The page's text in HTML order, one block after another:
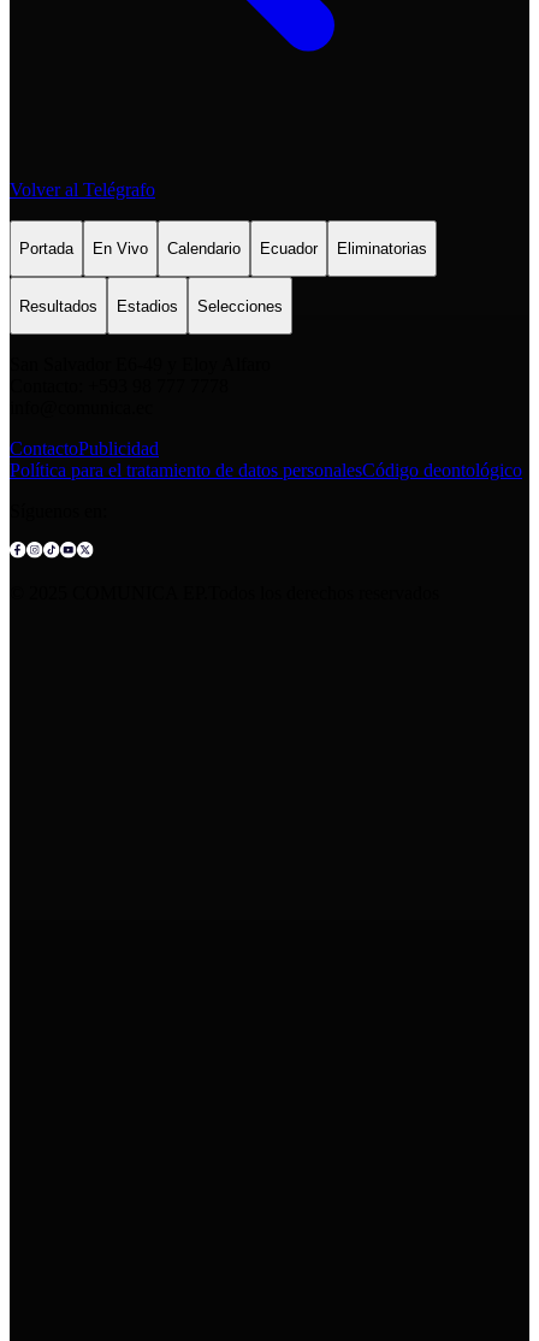
Volver al Telégrafo
Portada En Vivo Calendario Ecuador Eliminatorias
Resultados Estadios Selecciones
ContactoPublicidad
Política para el tratamiento de datos personalesCódigo deontológico